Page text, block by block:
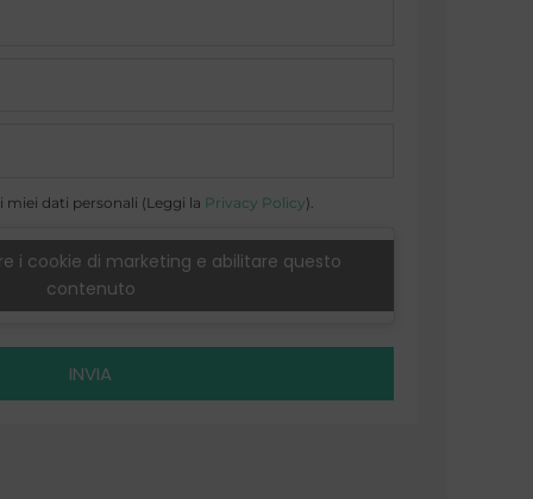
dati personali (Leggi la Privacy Policy).
i cookie di marketing e abilitare questo
contenuto
INVIA